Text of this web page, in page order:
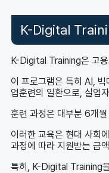
K-Digital
K-Digital Training은 고용
이 프로그램은 특히 AI,
업훈련의 일환으로, 실업
훈련 과정은 대부분 6개
이러한 교육은 현대 사회
과정에 따라 지원받는 금
특히, K-Digital Training